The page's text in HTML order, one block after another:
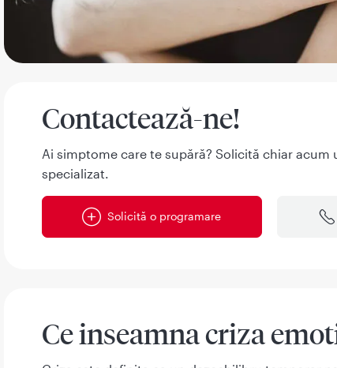
Contactează-ne!
Ai simptome care te supără? Solicită chiar acum
specializat.
Solicită o programare
Ce inseamna criza